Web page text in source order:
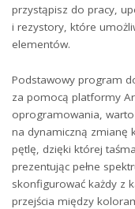
przystąpisz do pracy,
i rezystory, które⁤
elementów.
Podstawowy program
za pomocą platformy
oprogramowania,
na‍ dynamiczną zmianę
pętlę, dzięki której
prezentując pełne
skonfigurować każdy z
przejścia między